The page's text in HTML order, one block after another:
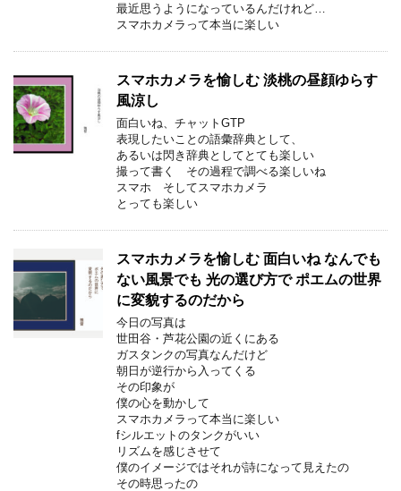
最近思うようになっているんだけれど…
スマホカメラって本当に楽しい
スマホカメラを愉しむ 淡桃の昼顔ゆらす
風涼し
面白いね、チャットGTP
表現したいことの語彙辞典として、
あるいは閃き辞典としてとても楽しい
撮って書く その過程で調べる楽しいね
スマホ そしてスマホカメラ
とっても楽しい
スマホカメラを愉しむ 面白いね なんでも
ない風景でも 光の選び方で ポエムの世界
に変貌するのだから
今日の写真は
世田谷・芦花公園の近くにある
ガスタンクの写真なんだけど
朝日が逆行から入ってくる
その印象が
僕の心を動かして
スマホカメラって本当に楽しい
fシルエットのタンクがいい
リズムを感じさせて
僕のイメージではそれが詩になって見えたの
その時思ったの